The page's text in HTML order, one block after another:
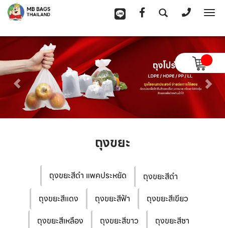
ถุงขยะ
ถุงขยะสีดำ แพคประหยัด
ถุงขยะสีดำ
ถุงขยะสีแดง
ถุงขยะสีฟ้า
ถุงขยะสีเขียว
ถุงขยะสีเหลือง
ถุงขยะสีขาว ถุงขยะสีชา